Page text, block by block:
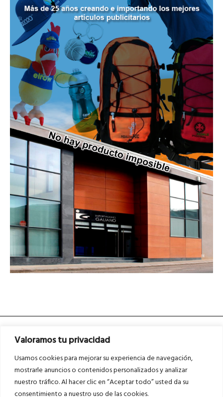
Valoramos tu privacidad
Usamos cookies para mejorar su experiencia de navegación,
mostrarle anuncios o contenidos personalizados y analizar
nuestro tráfico. Al hacer clic en “Aceptar todo” usted da su
consentimiento a nuestro uso de las cookies.
Asociados a